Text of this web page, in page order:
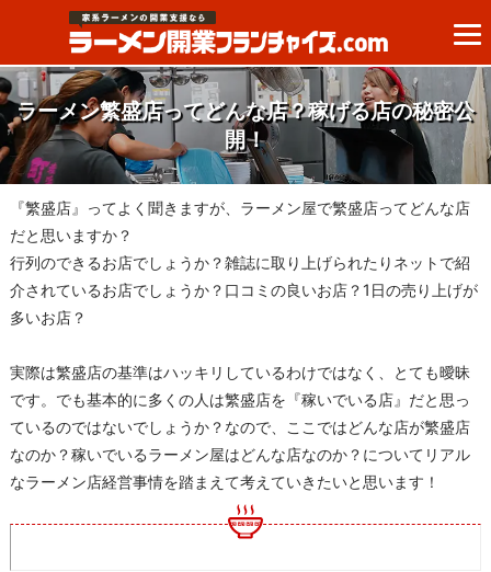
ラーメン繁盛店ってどんな店？稼げる店の秘密公
開！
『繁盛店』ってよく聞きますが、ラーメン屋で繁盛店ってどんな店
だと思いますか？
行列のできるお店でしょうか？雑誌に取り上げられたりネットで紹
介されているお店でしょうか？口コミの良いお店？1日の売り上げが
多いお店？
実際は繁盛店の基準はハッキリしているわけではなく、とても曖昧
です。でも基本的に多くの人は繁盛店を『稼いでいる店』だと思っ
ているのではないでしょうか？なので、ここではどんな店が繁盛店
なのか？稼いでいるラーメン屋はどんな店なのか？についてリアル
なラーメン店経営事情を踏まえて考えていきたいと思います！